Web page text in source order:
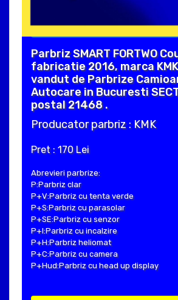
Parbriz SMART FORTWO
fabricatie 2016, marca
vandut de Parbrize
Autocare in Bucuresti
postal 21468 .
Producator parbriz : KMK
Pret : 170 Lei
Abrevieri parbrize:
P:Parbriz clar
P+V:Parbriz cu tenta verde
P+S:Parbriz cu parasolar
P+SE:Parbriz cu senzor
P+I:Parbriz cu incalzire
P+H:Parbriz heliomat
P+C:Parbriz cu camera
P+Hud:Parbriz cu head up display